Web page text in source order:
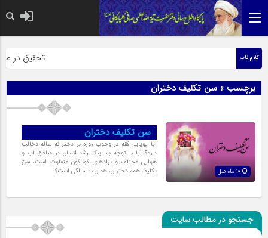
کلام ناب تحقیق در
برچسب » سن تکلیف دختران
سن تکلیف دختران
آیا پویایى فقه در وجوب روزه بر دختر نه ساله دخالت
دارد؟ آیا با توجه به اینکه رشد انسان در مناطق آب و
هوایى مختلف و نژادهاى گوناگون متفاوت است، سنّ
تکلیف همه دختران، همان نه سالگى است؟
جستجو در مطالب سایت